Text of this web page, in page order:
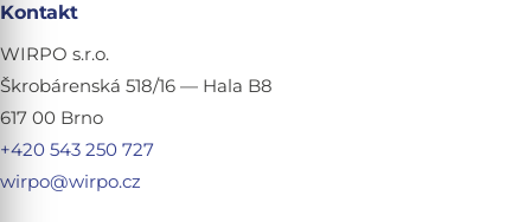
Kontakt
WIRPO s.r.o.
Škrobárenská 518/16 — Hala B8
617 00 Brno
+420 543 250 727
wirpo@wirpo.cz